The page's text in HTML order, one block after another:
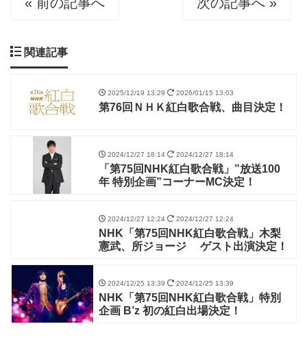
関連記事
2025/12/19 13:29 2026/01/15 13:03
第76回ＮＨＫ紅白歌合戦、曲目決定！
2024/12/27 18:14 2024/12/27 18:14
「第75回NHK紅白歌合戦」”放送100
年 特別企画”コーナーMC決定！
2024/12/27 12:24 2024/12/27 12:24
NHK「第75回NHK紅白歌合戦」木梨
憲武、所ジョージ ゲスト出演決定！
2024/12/25 13:39 2024/12/25 13:39
NHK「第75回NHK紅白歌合戦」特別
企画 B’z 初の紅白出場決定！